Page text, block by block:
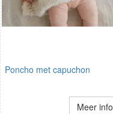
Poncho met capuchon
Meer info